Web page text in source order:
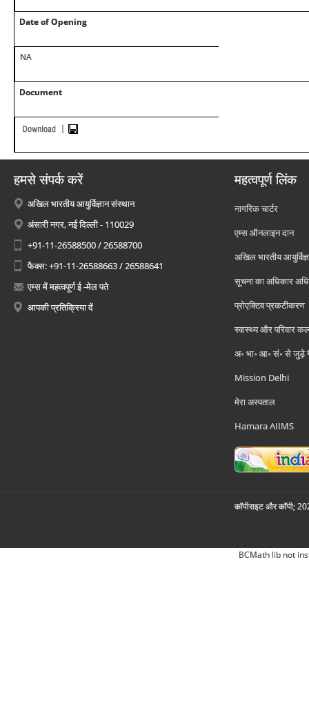
Date of Opening
NA
Document
हमसे संपर्क करें
अखिल भारतीय आयुर्विज्ञान संस्थान
अंसारी नगर, नई दिल्ली - 110029
+91-11-26588500 / 26588700
फैक्स: +91-11-26588663 / 26588641
एम्स में महत्वपूर्ण ई -मेल पते
आपकी प्रतिक्रिया दें
महत्वपूर्ण लिंक
नागरिक चार्टर
एम्स ऑनलाइन दान
अखिल भारतीय
सूचना का अधिकार
प्रोएक्टिव प्रकटीकरण
स्वास्थ्य और परिवार
अ॰ भा॰ आ॰ सं॰ से जुड़े
Mission Delhi
मेरा अस्पताल
Hamara AIIMS
कॉपीराइट और कॉपी;
BCMath lib not